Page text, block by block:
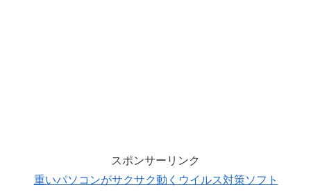
スポンサーリンク
重いパソコンがサクサク動くウイルス対策ソフト